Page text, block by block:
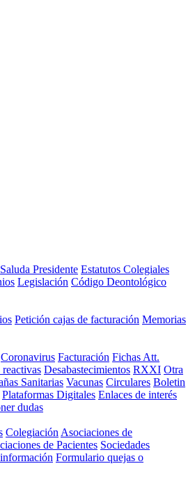
Saluda Presidente Estatutos Colegiales
Legislación Código Deontológico
Petición cajas de facturación Memorias
Coronavirus Facturación Fichas Att.
reactivas Desabastecimientos RXXI Otra
Sanitarias Vacunas Circulares Boletin
Plataformas Digitales Enlaces de interés
dudas
Colegiación Asociaciones de
de Pacientes Sociedades
Formulario quejas o